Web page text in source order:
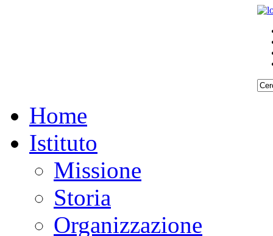
Home
Istituto
Missione
Storia
Organizzazione